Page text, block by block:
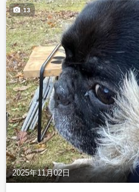
2025年11月02日
13